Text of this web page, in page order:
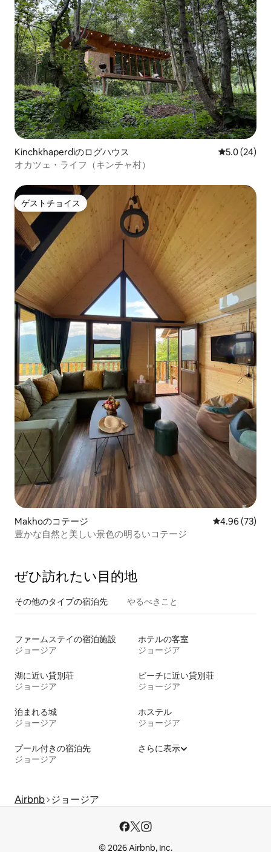
Kinchkhaperdiのログハウス レビュー24
5.0 (24)
オカツェ・ライフ（キンチャ村）
ゲストチョイス
ゲストチョイス
Makhoのコテージ レビュー73
4.96 (73)
豊かな自然と美しい景色の明るいコテージ
ぜひ訪⁠れ⁠た⁠い目⁠的⁠地
その他のタ⁠イ⁠プ⁠の宿⁠泊⁠先 やるべきこと
ファームステイの宿泊施設
ジョージア
ホテルの客室
ジョージア
湖に近い貸別荘
ジョージア
ビーチに近い貸別荘
ジョージア
泊まれる城
ジョージア
ホステル
ジョージア
プール付きの宿泊先
ジョージア
さらに表示
Airbnb ジョージア
© 2026 Airbnb, Inc.